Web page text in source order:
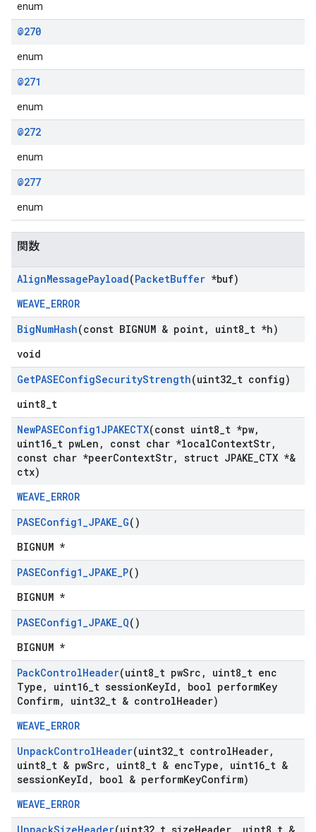
enum
@270
enum
@271
enum
@272
enum
@277
enum
関数
AlignMessagePayload(PacketBuffer *buf)
WEAVE_ERROR
BigNumHash(const BIGNUM & point, uint8 t *h)
void
GetPASEConfigSecurityStrength(uint32 t config)
uint8_t
NewPASEConfig1JPAKECTX(const uint8 t *pw,
uint16 t pwLen , const char *localContextStr,
const char *peerContextStr, struct JPAKE CTX *&
ctx)
WEAVE_ERROR
PASEConfig1_JPAKE_G()
BIGNUM *
PASEConfig1_JPAKE_P()
BIGNUM *
PASEConfig1_JPAKE_Q()
BIGNUM *
PackControlHeader(uint8 t pwSrc , uint8 t enc
Type , uint16 t sessionKeyId , bool performKey
Confirm, uint32 t & controlHeader)
WEAVE_ERROR
UnpackControlHeader(uint32 t controlHeader,
uint8 t & pwSrc , uint8 t & encType , uint16 t &
sessionKeyId , bool & performKeyConfirm)
WEAVE_ERROR